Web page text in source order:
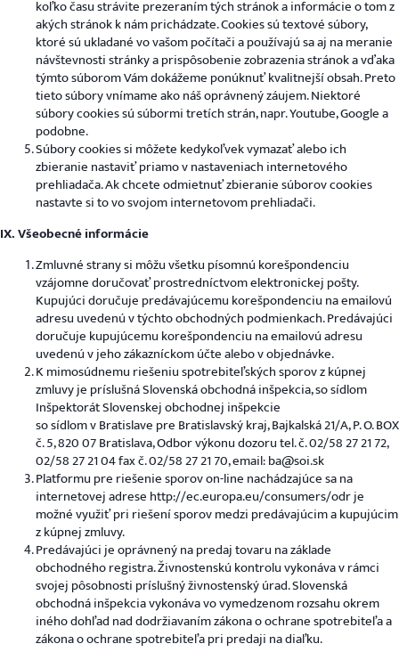
koľko času strávite prezeraním tých stránok a informácie o tom z
akých stránok k nám prichádzate. Cookies sú textové súbory,
ktoré sú ukladané vo vašom počítači a používajú sa aj na meranie
návštevnosti stránky a prispôsobenie zobrazenia stránok a vďaka
týmto súborom Vám dokážeme ponúknuť kvalitnejší obsah. Preto
tieto súbory vnímame ako náš oprávnený záujem. Niektoré
súbory cookies sú súbormi tretích strán, napr. Youtube, Google a
podobne.
Súbory cookies si môžete kedykoľvek vymazať alebo ich
zbieranie nastaviť priamo v nastaveniach internetového
prehliadača. Ak chcete odmietnuť zbieranie súborov cookies
nastavte si to vo svojom internetovom prehliadači.
IX. Všeobecné informácie
Zmluvné strany si môžu všetku písomnú korešpondenciu
vzájomne doručovať prostredníctvom elektronickej pošty.
Kupujúci doručuje predávajúcemu korešpondenciu na emailovú
adresu uvedenú v týchto obchodných podmienkach. Predávajúci
doručuje kupujúcemu korešpondenciu na emailovú adresu
uvedenú v jeho zákazníckom účte alebo v objednávke.
K mimosúdnemu riešeniu spotrebiteľských sporov z kúpnej
zmluvy je príslušná Slovenská obchodná inšpekcia, so sídlom
Inšpektorát Slovenskej obchodnej inšpekcie
so sídlom v Bratislave pre Bratislavský kraj, Bajkalská 21/A, P. O. BOX
č. 5, 820 07 Bratislava, Odbor výkonu dozoru tel. č. 02/58 27 21 72,
02/58 27 21 04 fax č. 02/58 27 21 70, email: ba@soi.sk
Platformu pre riešenie sporov on-line nachádzajúce sa na
internetovej adrese http://ec.europa.eu/consumers/odr je
možné využiť pri riešení sporov medzi predávajúcim a kupujúcim
z kúpnej zmluvy.
Predávajúci je oprávnený na predaj tovaru na základe
obchodného registra. Živnostenskú kontrolu vykonáva v rámci
svojej pôsobnosti príslušný živnostenský úrad. Slovenská
obchodná inšpekcia vykonáva vo vymedzenom rozsahu okrem
iného dohľad nad dodržiavaním zákona o ochrane spotrebiteľa a
zákona o ochrane spotrebiteľa pri predaji na diaľku.